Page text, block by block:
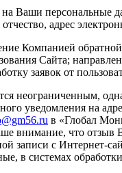
на Ваши персональные
адрес
Компанией
Сайта;
заявок от
неограниченным,
уведомления на
в «Глобал
внимание, что отзыв
записи с Интернет-
в системах